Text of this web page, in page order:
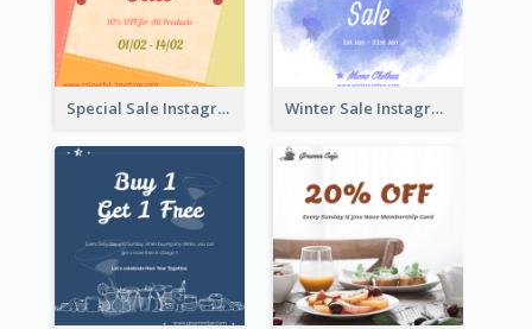
Special Sale Instagram Post In Orange Colour Tone Winter Sale Instagram Post In Blue And White